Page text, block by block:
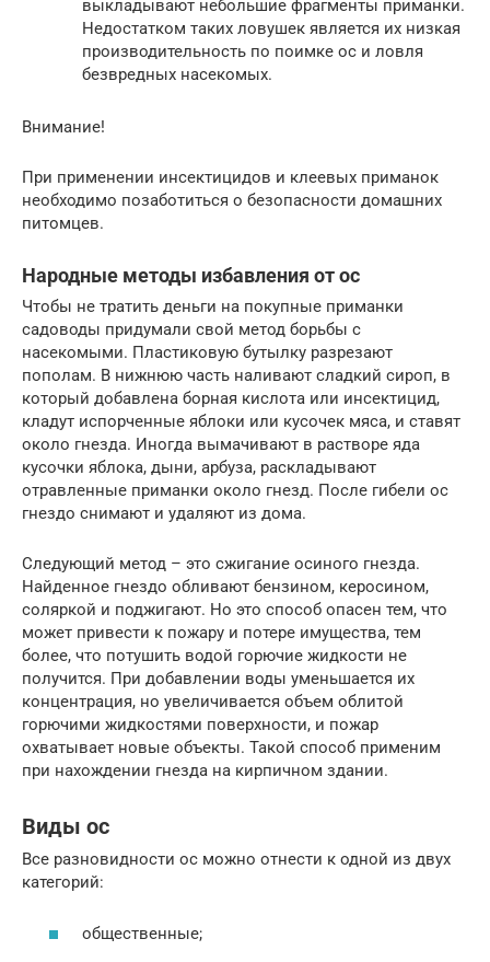
выкладывают небольшие фрагменты приманки.
Недостатком таких ловушек является их низкая
производительность по поимке ос и ловля
безвредных насекомых.
Внимание!
При применении инсектицидов и клеевых приманок
необходимо позаботиться о безопасности домашних
питомцев.
Народные методы избавления от ос
Чтобы не тратить деньги на покупные приманки
садоводы придумали свой метод борьбы с
насекомыми. Пластиковую бутылку разрезают
пополам. В нижнюю часть наливают сладкий сироп, в
который добавлена борная кислота или инсектицид,
кладут испорченные яблоки или кусочек мяса, и ставят
около гнезда. Иногда вымачивают в растворе яда
кусочки яблока, дыни, арбуза, раскладывают
отравленные приманки около гнезд. После гибели ос
гнездо снимают и удаляют из дома.
Следующий метод – это сжигание осиного гнезда.
Найденное гнездо обливают бензином, керосином,
соляркой и поджигают. Но это способ опасен тем, что
может привести к пожару и потере имущества, тем
более, что потушить водой горючие жидкости не
получится. При добавлении воды уменьшается их
концентрация, но увеличивается объем облитой
горючими жидкостями поверхности, и пожар
охватывает новые объекты. Такой способ применим
при нахождении гнезда на кирпичном здании.
Виды ос
Все разновидности ос можно отнести к одной из двух
категорий:
общественные;